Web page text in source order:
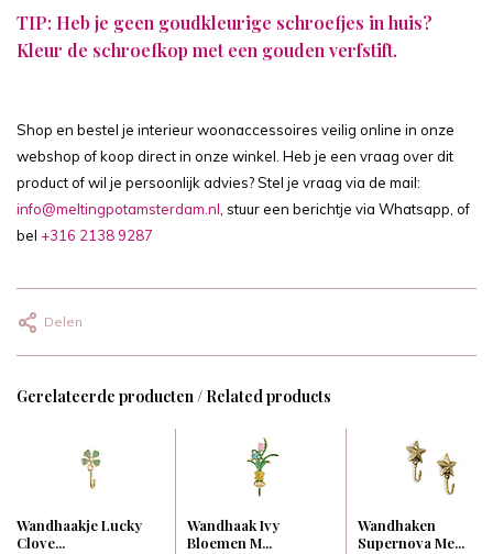
TIP: Heb je geen goudkleurige schroefjes in huis?
Kleur de schroefkop met een gouden verfstift.
Shop en bestel je interieur woonaccessoires veilig online in onze
webshop of koop direct in onze winkel. Heb je een vraag over dit
product of wil je persoonlijk advies? Stel je vraag via de mail:
info@meltingpotamsterdam.nl, stuur een berichtje via Whatsapp, of
bel +316 2138 9287
Delen
Gerelateerde producten / Related products
Wandhaakje Lucky
Clove...
Wandhaak Ivy
Bloemen M...
Wandhaken
Supernova Me...